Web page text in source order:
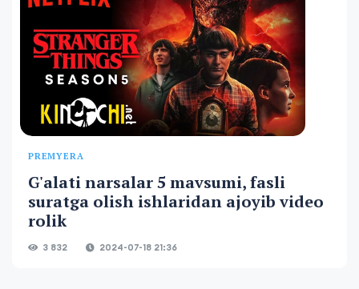
PREMYERA
G'alati narsalar 5 mavsumi, fasli
suratga olish ishlaridan ajoyib video
rolik
3 832 2024-07-18 21:36